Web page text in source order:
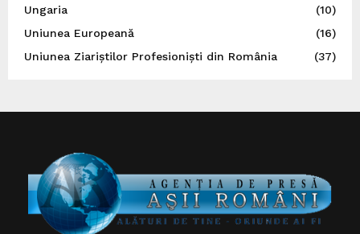
Ungaria
(10)
Uniunea Europeană
(16)
Uniunea Ziariștilor Profesioniști din România
(37)